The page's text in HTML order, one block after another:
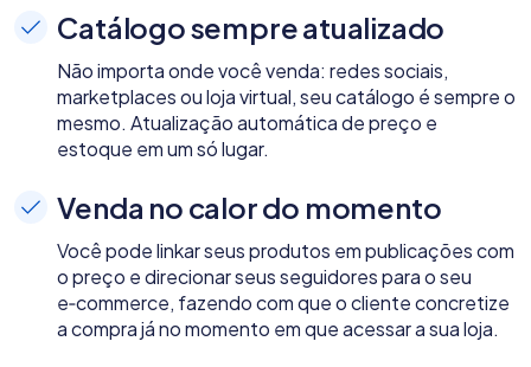
Catálogo sempre atualizado
Não importa onde você venda: redes sociais,
marketplaces ou loja virtual, seu catálogo é sempre o
mesmo. Atualização automática de preço e
estoque em um só lugar.
Venda no calor do momento
Você pode linkar seus produtos em publicações com
o preço e direcionar seus seguidores para o seu
e‑commerce, fazendo com que o cliente concretize
a compra já no momento em que acessar a sua loja.